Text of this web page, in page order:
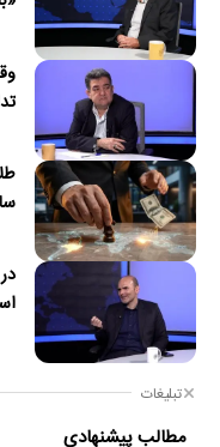
تبلیغات
مطالب پیشنهادی